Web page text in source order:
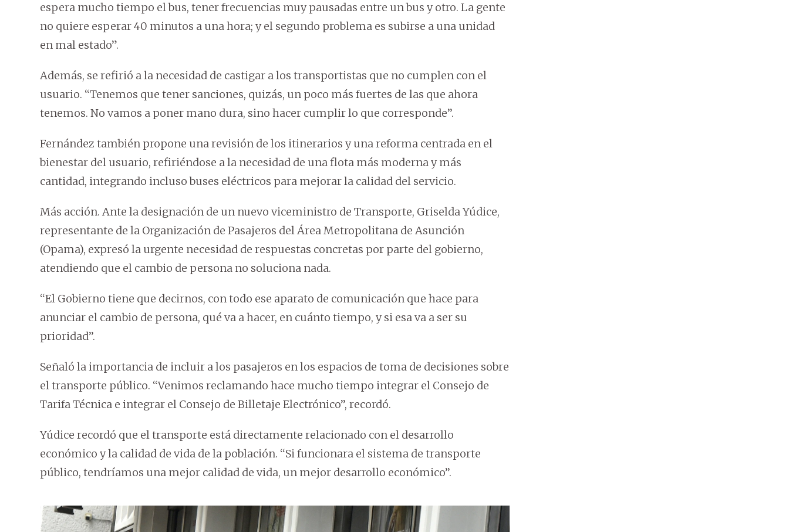
espera mucho tiempo el bus, tener frecuencias muy pausadas entre un bus y otro. La gente
no quiere esperar 40 minutos a una hora; y el segundo problema es subirse a una unidad
en mal estado”.
Además, se refirió a la necesidad de castigar a los transportistas que no cumplen con el
usuario. ‘‘Tenemos que tener sanciones, quizás, un poco más fuertes de las que ahora
tenemos. No vamos a poner mano dura, sino hacer cumplir lo que corresponde’’.
Fernández también propone una revisión de los itinerarios y una reforma centrada en el
bienestar del usuario, refiriéndose a la necesidad de una flota más moderna y más
cantidad, integrando incluso buses eléctricos para mejorar la calidad del servicio.
Más acción. Ante la designación de un nuevo viceministro de Transporte, Griselda Yúdice,
representante de la Organización de Pasajeros del Área Metropolitana de Asunción
(Opama), expresó la urgente necesidad de respuestas concretas por parte del gobierno,
atendiendo que el cambio de persona no soluciona nada.
‘‘El Gobierno tiene que decirnos, con todo ese aparato de comunicación que hace para
anunciar el cambio de persona, qué va a hacer, en cuánto tiempo, y si esa va a ser su
prioridad’’.
Señaló la importancia de incluir a los pasajeros en los espacios de toma de decisiones sobre
el transporte público. ‘‘Venimos reclamando hace mucho tiempo integrar el Consejo de
Tarifa Técnica e integrar el Consejo de Billetaje Electrónico’’, recordó.
Yúdice recordó que el transporte está directamente relacionado con el desarrollo
económico y la calidad de vida de la población. ‘‘Si funcionara el sistema de transporte
público, tendríamos una mejor calidad de vida, un mejor desarrollo económico’’.